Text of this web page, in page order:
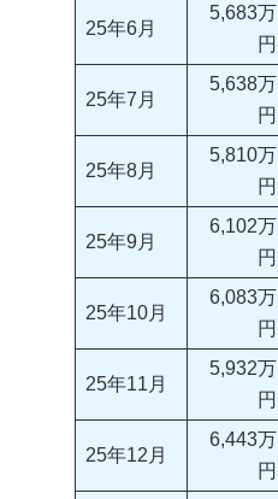
25年6月
5,683万
円
25年7月
5,638万
円
25年8月
5,810万
円
25年9月
6,102万
円
25年10月
6,083万
円
25年11月
5,932万
円
25年12月
6,443万
円